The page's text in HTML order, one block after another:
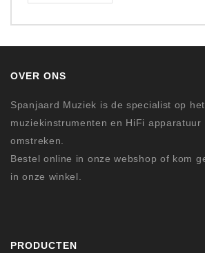
OVER ONS
Spanjaard Muziek is de specialist op
muziekinstrumenten en HiFi apparatuur
omstreken.
Bestel online in onze webshop of kom
in onze winkel.
PRODUCTEN